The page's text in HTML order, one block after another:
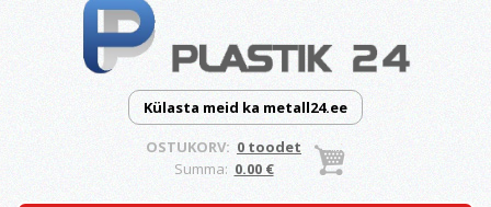
Külasta meid ka metall24.ee
OSTUKORV: 0 toodet
Summa: 0.00 €